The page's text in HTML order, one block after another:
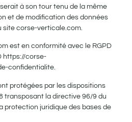
à son tour tenu de la même
et de modification des données
site corse-verticale.com.
est en conformité avec le RGPD
https://corse-
confidentialite.
protégées par les dispositions
transposant la directive 96/9 du
protection juridique des bases de